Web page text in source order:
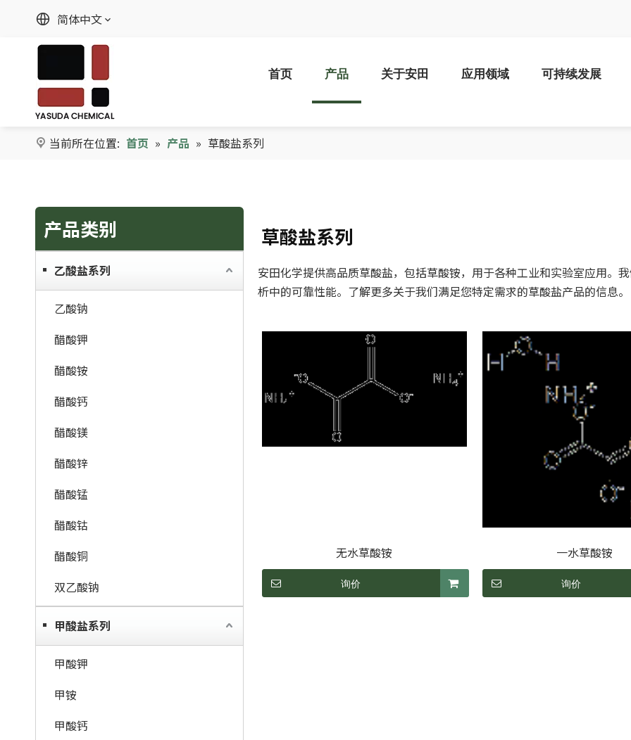
简体中文
首页 产品 关于安田 应用领域 可持续发展
当前所在位置: 首页 » 产品 » 草酸盐系列
产品类别
乙酸盐系列
乙酸钠
醋酸钾
醋酸铵
醋酸钙
醋酸镁
醋酸锌
醋酸锰
醋酸钴
醋酸铜
双乙酸钠
甲酸盐系列
甲酸钾
甲铵
甲酸钙
草酸盐系列
安田化学提供高品质草酸盐，包括草酸铵，用于各种工业和实验室应用。
析中的可靠性能。了解更多关于我们满足您特定需求的草酸盐产品的信息。
无水草酸铵
询价
一水草酸铵
询价